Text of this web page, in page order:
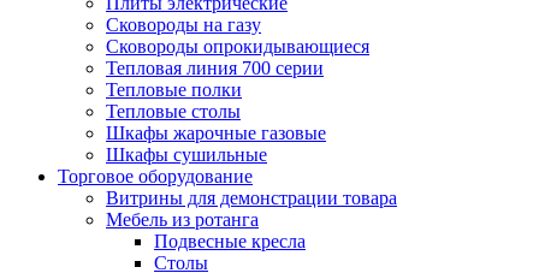
Сковороды на газу
Сковороды опрокидывающиеся
Тепловая линия 700 серии
Тепловые полки
Тепловые столы
Шкафы жарочные газовые
Шкафы сушильные
Торговое оборудование
Витрины для демонстрации товара
Мебель из ротанга
Подвесные кресла
Столы